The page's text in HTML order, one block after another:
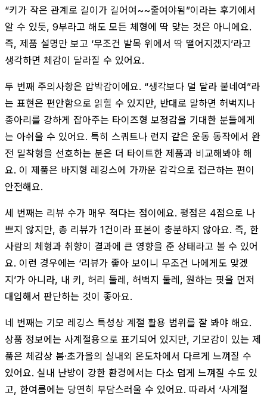
“키가 작은 관계로 길이가 길어여~~줄여야됨”이라는 후기에서
알 수 있듯, 9부라고 해도 모든 체형에 딱 맞는 것은 아니에요.
즉, 제품 설명만 보고 ‘무조건 발목 위에서 딱 떨어지겠지’라고
생각하면 체감이 달라질 수 있어요.
두 번째 주의사항은 압박감이에요. “생각보다 덜 달라 붙네여”라
는 표현은 편안함으로 읽힐 수 있지만, 반대로 말하면 허벅지나
종아리를 강하게 잡아주는 타이즈형 보정감을 기대한 분들에게
는 아쉬울 수 있어요. 특히 스쿼트나 런지 같은 운동 동작에서 완
전 밀착형을 선호하는 분은 더 타이트한 제품과 비교해봐야 해
요. 이 제품은 바지형 레깅스에 가까운 감각으로 접근하는 편이
안전해요.
세 번째는 리뷰 수가 매우 적다는 점이에요. 평점은 4점으로 나
쁘지 않지만, 총 리뷰가 1건이라 표본이 충분하지 않아요. 즉, 한
사람의 체형과 취향이 결과에 큰 영향을 준 상태라고 볼 수 있어
요. 이런 경우에는 ‘리뷰가 좋아 보이니 무조건 나에게도 맞겠
지’가 아니라, 내 키, 허리 둘레, 허벅지 둘레, 원하는 핏을 먼저
대입해서 판단하는 것이 좋아요.
네 번째는 기모 레깅스 특성상 계절 활용 범위를 잘 봐야 해요.
상품 정보에는 사계절용으로 표기되어 있지만, 기모감이 있는 제
품은 체감상 봄·초가을의 실내외 온도차에서 다르게 느껴질 수
있어요. 실내 난방이 강한 환경에서는 다소 덥게 느껴질 수도 있
고, 한여름에는 당연히 부담스러울 수 있어요. 따라서 ‘사계절